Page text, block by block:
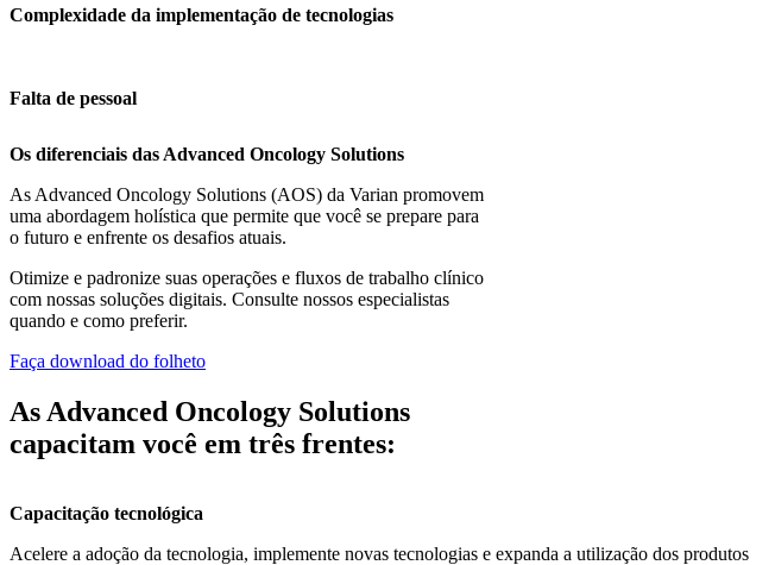
Complexidade da implementação de tecnologias
Falta de pessoal
Os diferenciais das Advanced Oncology Solutions
As Advanced Oncology Solutions (AOS) da Varian promovem
uma abordagem holística que permite que você se prepare para
o futuro e enfrente os desafios atuais.
Otimize e padronize suas operações e fluxos de trabalho clínico
com nossas soluções digitais. Consulte nossos especialistas
quando e como preferir.
Faça download do folheto
As Advanced Oncology Solutions
capacitam você em três frentes:
Capacitação tecnológica
Acelere a adoção da tecnologia, implemente novas tecnologias e expanda a utilização dos produtos